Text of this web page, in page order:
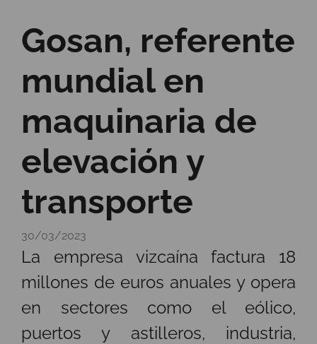
Gosan, referente
mundial en
maquinaria de
elevación y
transporte
30/03/2023
La empresa vizcaína factura 18
millones de euros anuales y opera
en sectores como el eólico,
puertos y astilleros, industria,